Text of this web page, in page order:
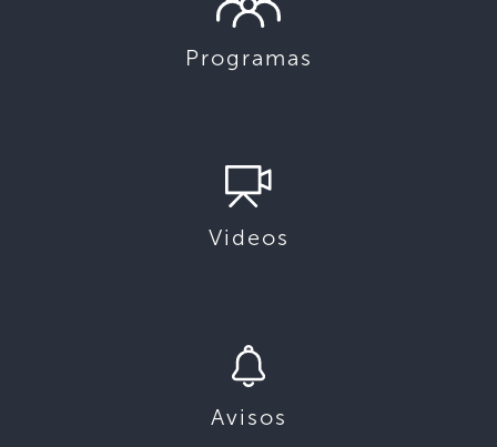
Programas
Videos
Avisos